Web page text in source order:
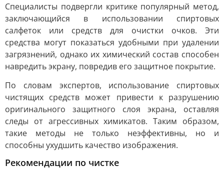
Специалисты подвергли критике популярный метод,
заключающийся в использовании спиртовых
салфеток или средств для очистки очков. Эти
средства могут показаться удобными при удалении
загрязнений, однако их химический состав способен
навредить экрану, повредив его защитное покрытие.
По словам экспертов, использование спиртовых
чистящих средств может привести к разрушению
оригинального защитного слоя экрана, оставляя
следы от агрессивных химикатов. Таким образом,
такие методы не только неэффективны, но и
способны ухудшить качество изображения.
Рекомендации по чистке